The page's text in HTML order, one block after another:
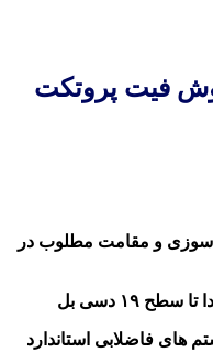
فیت پروتکت
و مقامت مطلوب در
۱۹ دسی بل
های فاضلابی استاندارد